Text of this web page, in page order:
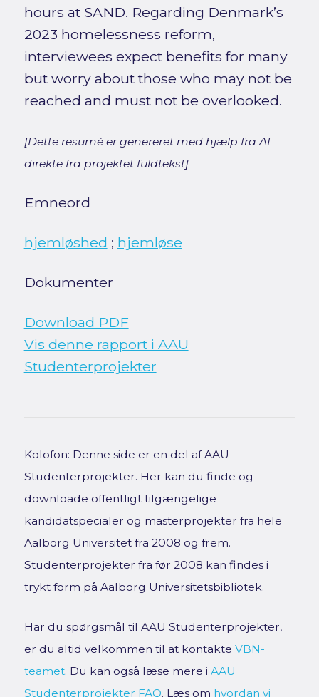
hours at SAND. Regarding Denmark’s
2023 homelessness reform,
interviewees expect benefits for many
but worry about those who may not be
reached and must not be overlooked.
[Dette resumé er genereret med hjælp fra AI
direkte fra projektet fuldtekst]
Emneord
hjemløshed ; hjemløse
Dokumenter
Download PDF
Vis denne rapport i AAU
Studenterprojekter
Kolofon: Denne side er en del af AAU
Studenterprojekter. Her kan du finde og
downloade offentligt tilgængelige
kandidatspecialer og masterprojekter fra hele
Aalborg Universitet fra 2008 og frem.
Studenterprojekter fra før 2008 kan findes i
trykt form på Aalborg Universitetsbibliotek.
Har du spørgsmål til AAU Studenterprojekter,
er du altid velkommen til at kontakte VBN-
teamet. Du kan også læse mere i AAU
Studenterprojekter FAQ. Læs om hvordan vi